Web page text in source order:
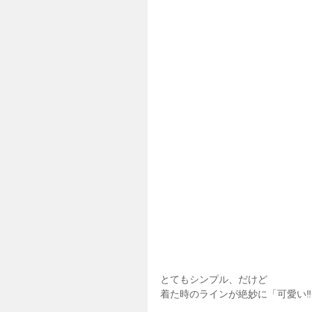
とてもシンプル、だけど
着た時のラインが絶妙に「可愛い